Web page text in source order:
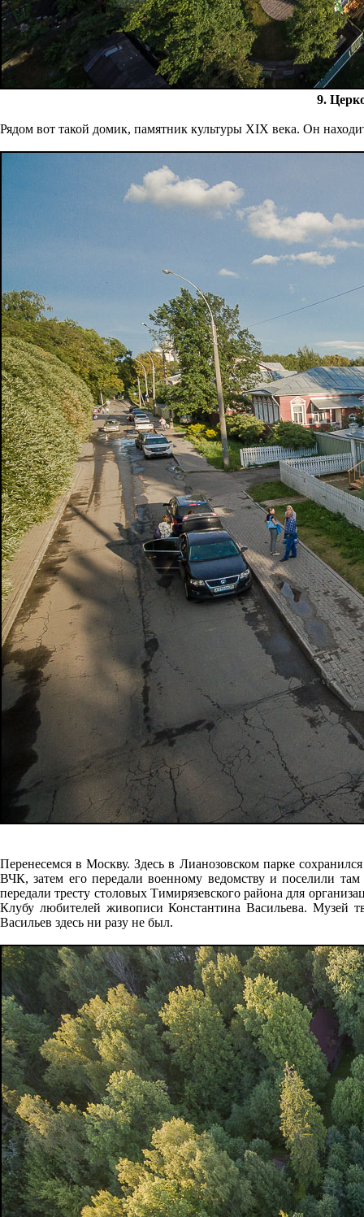
9.
Рядом вот такой домик, памятник культуры XIX века. Он
Перенесемся в Москву. Здесь в Лианозовском парке
ВЧК, затем его передали военному ведомству и поселили
передали тресту столовых Тимирязевского района для
Клубу любителей живописи Константина Васильева. Музей
Васильев здесь ни разу не был.